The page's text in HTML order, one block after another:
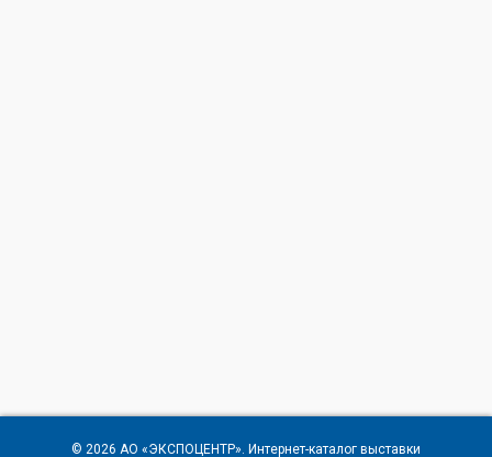
© 2026 АО «ЭКСПОЦЕНТР». Интернет-каталог выставки